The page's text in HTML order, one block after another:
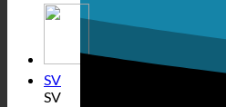
SV
SV